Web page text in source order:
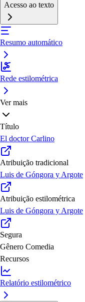
Acesso ao texto
Resumo automático
Rede estilométrica
Ver mais
Título
El doctor Carlino
Atribuição tradicional
Luis de Góngora y Argote
Atribuição estilométrica
Luis de Góngora y Argote
Segura
Gênero Comedia
Recursos
Relatório estilométrico